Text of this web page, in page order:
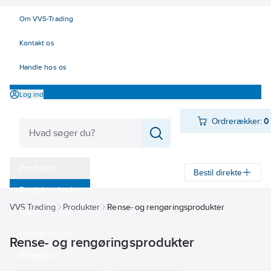
Om VVS-Trading
Kontakt os
Handle hos os
Log ind
Ordrerækker: 0
Produktnyheder
Brochurer mm.
Bestil direkte
VVS Trading Produkter Rense- og rengøringsprodukter
Rense- og rengøringsprodukter